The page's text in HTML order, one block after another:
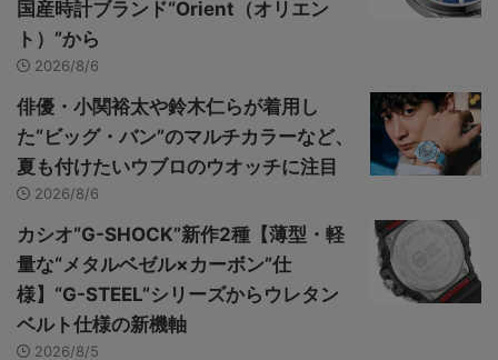
国産時計ブランド“Orient（オリエン
ト）”から
2026/8/6
俳優・小関裕太や鈴木仁らが着用し
た“ビッグ・バン”のマルチカラーなど、
夏も付けたいウブロのウオッチに注目
2026/8/6
カシオ“G-SHOCK”新作2種【薄型・軽
量な“メタルベゼル×カーボン”仕
様】“G-STEEL”シリーズからウレタン
ベルト仕様の新機軸
2026/8/5